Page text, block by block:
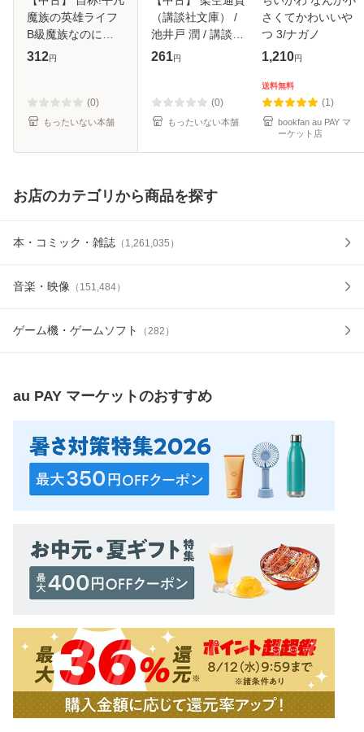
魔族の英雄ライフ
B級魔族なのにチ
ートダンジョンを
/ あまうい白一、こ
ねこねこ /
312円
(0)
もったいない本舗
（講談社文庫） /
池井戸 潤 / 講談社
[文庫]【メール便送
261円
(0)
もったいない本舗
さくてかわいいや
つ 3/ナガノ
1,210円
送料無料
(1)
bookfan au PAY マ
ーケット店
お店のカテゴリから商品を探す
本・コミック・雑誌 （ 1,261,035 ）
音楽・映像 （ 151,484）
ゲーム機・ゲームソフト （282 ）
au PAY マーケットのおすすめ